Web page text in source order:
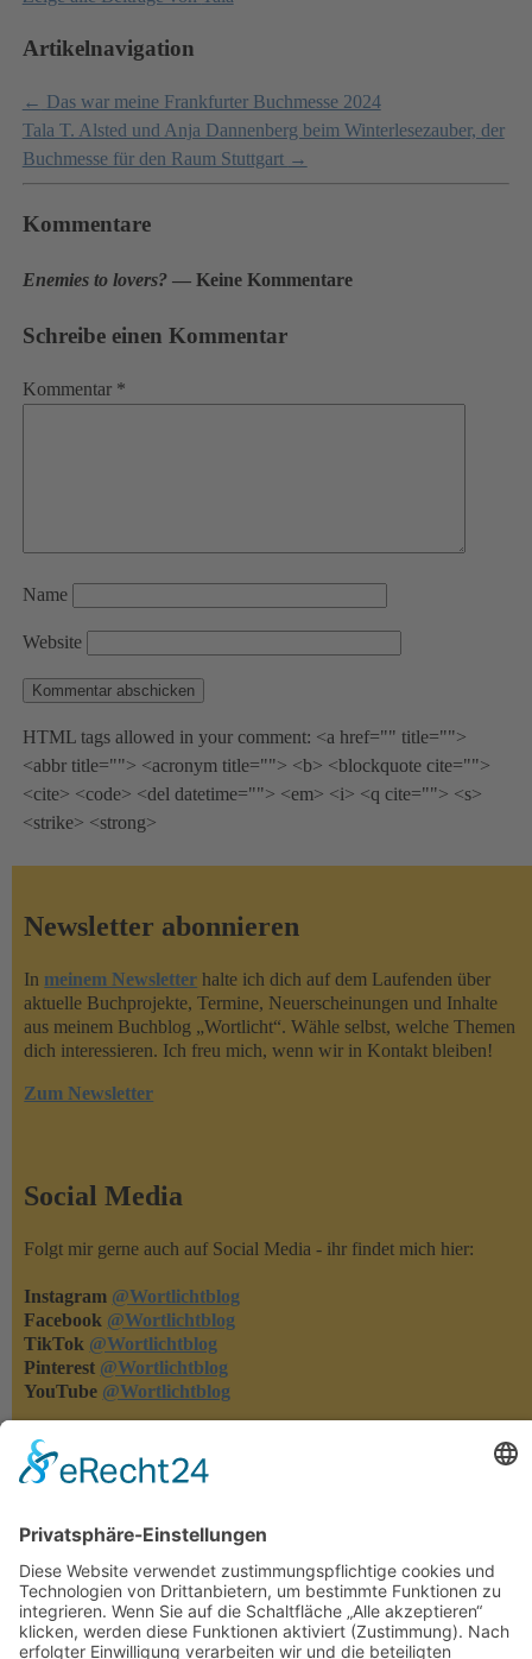
Artikelnavigation
← Das war meine Frankfurter Buchmesse 2024
Tala T. Alsted und Anja Dannenberg beim Winterlesezauber, der
Buchmesse für den Raum Stuttgart →
Kommentare
Enemies to lovers?— Keine Kommentare
Schreibe einen Kommentar
Kommentar *
Name
Website
HTML tags allowed in your comment: <a href="" title="">
<abbr title=""> <acronym title=""> <b> <blockquote cite="">
<cite> <code> <del datetime=""> <em> <i> <q cite=""> <s>
<strike> <strong>
Newsletter abonnieren
In meinem Newsletter halte ich dich auf dem Laufenden über
aktuelle Buchprojekte, Termine, Neuerscheinungen und Inhalte
aus meinem Buchblog „Wortlicht“. Wähle selbst, welche Themen
dich interessieren. Ich freu mich, wenn wir in Kontakt bleiben!
Zum Newsletter
Social Media
Folgt mir gerne auch auf Social Media - ihr findet mich hier:
Instagram @Wortlichtblog
Facebook @Wortlichtblog
TikTok @Wortlichtblog
Pinterest @Wortlichtblog
YouTube @Wortlichtblog
Rezensionen
Rezensionen machen meine Bücher bekannter - und ich merke,
was euch gefällt und was nicht. Habt ihr eins meiner Bücher
gelesen, dann freue ich mich über eure Rezension auf den
einschlägigen Lese-Portalen oder in den Online-Buchshops.
Herzlichen Dank!!!